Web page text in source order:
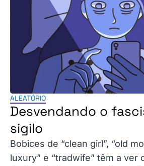
ALEATÓRIO
Desvendando o
sigilo
Bobices de “clean girl”, “old
luxury” e “tradwife” têm a ver